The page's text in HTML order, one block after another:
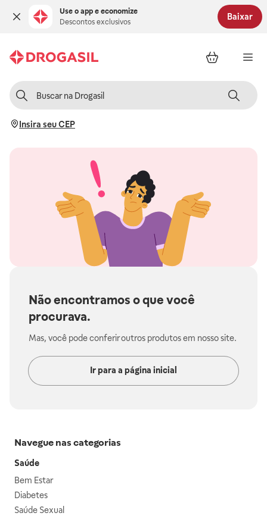
Use o app e economize
Descontos exclusivos
Baixar
Insira seu CEP
Não encontramos o que você
procurava.
Mas, você pode conferir outros produtos em nosso site.
Ir para a página inicial
Navegue nas categorias
Saúde
Bem Estar
Diabetes
Saúde Sexual